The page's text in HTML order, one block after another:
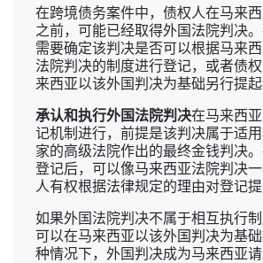
在跨境债务案件中，债权人在马来
之前，可能已经取得外国法院判决。
需要确定该判决是否可以根据马来
法院判决的制度进行登记，或者债
来西亚以该外国判决为基础另行提起
承认和执行外国法院判决在马来西
记机制进行，前提是该判决属于适
家的高级法院作出的最终金钱判决
登记后，可以像马来西亚法院判决
人有权根据法律规定的理由对登记提
如果外国法院判决不属于相互执行
可以在马来西亚以该外国判决为基
种情况下，外国判决成为马来西亚